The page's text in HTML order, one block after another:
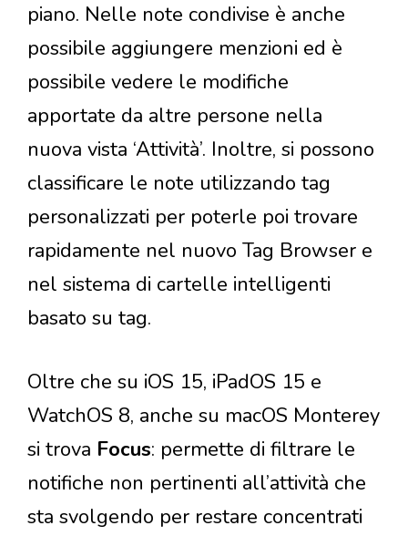
piano. Nelle note condivise è anche
possibile aggiungere menzioni ed è
possibile vedere le modifiche
apportate da altre persone nella
nuova vista ‘Attività’. Inoltre, si possono
classificare le note utilizzando tag
personalizzati per poterle poi trovare
rapidamente nel nuovo Tag Browser e
nel sistema di cartelle intelligenti
basato su tag.
Oltre che su iOS 15, iPadOS 15 e
WatchOS 8, anche su macOS Monterey
si trova Focus: permette di filtrare le
notifiche non pertinenti all’attività che
sta svolgendo per restare concentrati